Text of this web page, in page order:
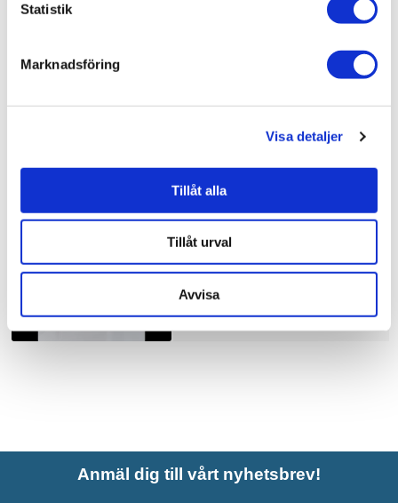
Statistik
Marknadsföring
Visa detaljer
Tillåt alla
Tillåt urval
Avvisa
Bad & kök / Badrum /
Liknande produkter
Corny de Luxe
8.728 kr JUST NU!
Anmäl dig till vårt nyhetsbrev!